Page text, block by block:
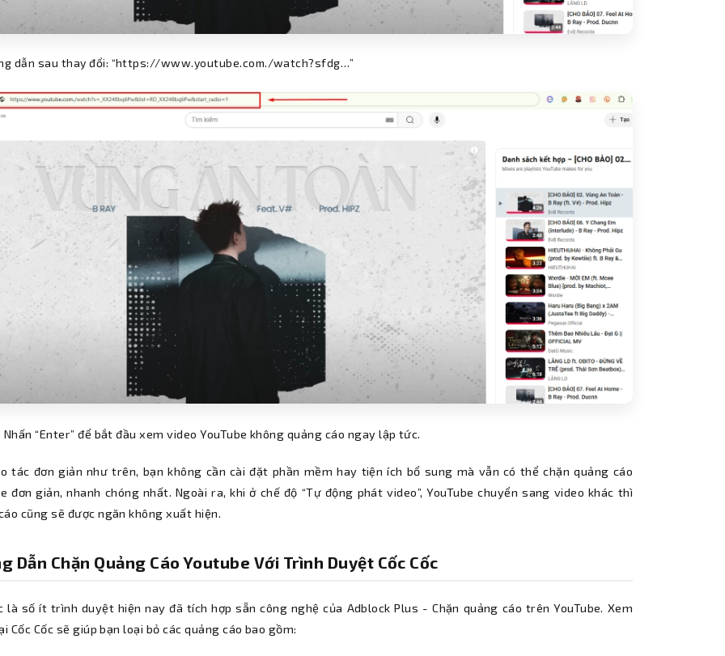
dẫn sau thay đổi: “https://www.youtube.com./watch?sfdg…”
Nhấn “Enter” để bắt đầu xem video YouTube không quảng cáo ngay lập tức.
tác đơn giản như trên, bạn không cần cài đặt phần mềm hay tiện ích bổ sung mà vẫn có thể chặn quảng cáo
đơn giản, nhanh chóng nhất. Ngoài ra, khi ở chế độ “Tự động phát video”, YouTube chuyển sang video khác thì
cũng sẽ được ngăn không xuất hiện.
Dẫn Chặn Quảng Cáo Youtube Với Trình Duyệt Cốc Cốc
là số ít trình duyệt hiện nay đã tích hợp sẵn công nghệ của Adblock Plus - Chặn quảng cáo trên YouTube. Xem
Cốc Cốc sẽ giúp bạn loại bỏ các quảng cáo bao gồm: